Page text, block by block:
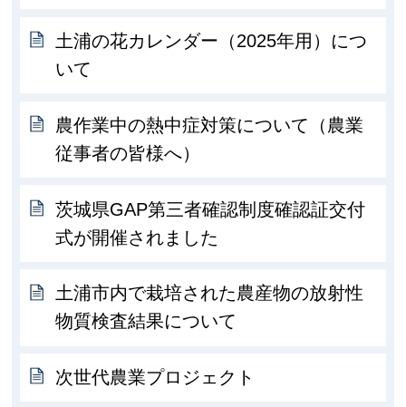
土浦の花カレンダー（2025年用）につ
いて
農作業中の熱中症対策について（農業
従事者の皆様へ）
茨城県GAP第三者確認制度確認証交付
式が開催されました
土浦市内で栽培された農産物の放射性
物質検査結果について
次世代農業プロジェクト